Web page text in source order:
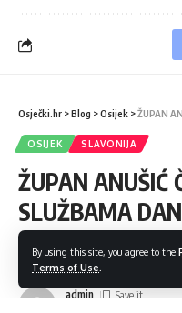
By using this site, you agree to the
Terms of Use
Osječki.hr >Blog >Osijek >ŽUPAN
OSIJEK SLAVONIJA
ŽUPAN ANUŠIĆ
SLUŽBAMA
admin
Share